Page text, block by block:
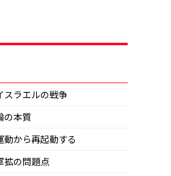
スラエルの戦争
の本質
動から再起動する
拡の問題点